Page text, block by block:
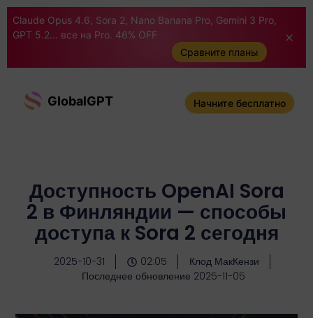
Claude Opus 4.6, Sora 2, Nano Banana Pro, Gemini 3 Pro,
GPT 5.2... все на Pro. 46% OFF
Сравните планы
GlobalGPT Начните бесплатно
Доступность OpenAI Sora
2 в Финляндии — способы
доступа к Sora 2 сегодня
2025-10-31 02:05
Клод МакКензи
Последнее обновление 2025-11-05